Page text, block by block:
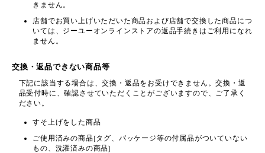
きません。
店舗でお買い上げいただいた商品および店舗で交換した商品につ
いては、ジーユーオンラインストアの返品手続きはご利用になれ
ません。
交換・返品できない商品等
下記に該当する場合は、交換・返品をお受けできません。交換・返
品受付時に、確認させていただくことがございますので、ご了承く
ださい。
すそ上げをした商品
ご使用済みの商品(タグ、パッケージ等の付属品がついていない
もの、洗濯済みの商品)